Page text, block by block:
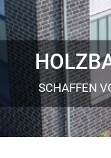
SCHAFFEN